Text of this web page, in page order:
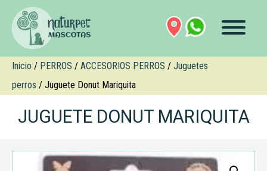
Inicio / PERROS / ACCESORIOS PERROS / Juguetes
perros / Juguete Donut Mariquita
JUGUETE DONUT MARIQUITA